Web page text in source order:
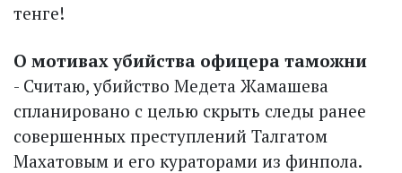
тенге!
О мотивах убийства офицера таможни
- Считаю, убийство Медета Жамашева
спланировано с целью скрыть следы ранее
совершенных преступлений Талгатом
Махатовым и его кураторами из финпола.